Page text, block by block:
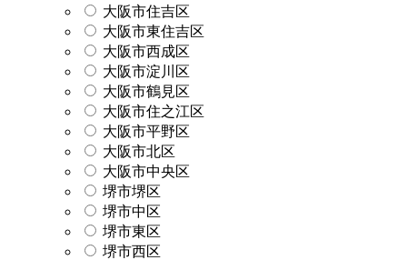
大阪市住吉区
大阪市東住吉区
大阪市西成区
大阪市淀川区
大阪市鶴見区
大阪市住之江区
大阪市平野区
大阪市北区
大阪市中央区
堺市堺区
堺市中区
堺市東区
堺市西区